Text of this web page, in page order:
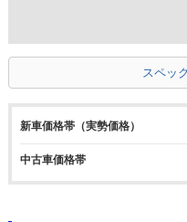
スペッ
新車価格帯（実勢価格）
中古車価格帯